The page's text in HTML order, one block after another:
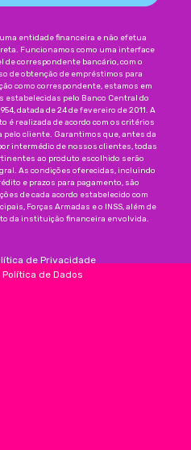
entidade financeira e não efetua
Funcionamos como uma interface
de correspondente bancário, com o
de obtenção de empréstimos para
como correspondente, estamos em
estabelecidas pelo Banco Central do
datada de 24 de fevereiro de 2011. A
é realizada de acordo com os critérios
cliente. Garantimos que, antes da
intermédio de nossos clientes, todas
ao produto escolhido serão
As condições oferecidas, incluindo
e prazos para pagamento, são
de cada acordo estabelecido com
Forças Armadas e o INSS, além de
da instituição financeira envolvida.
de Privacidade
Política de Dados